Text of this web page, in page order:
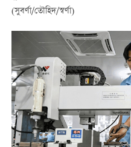
(সুবর্ণা/তৌহিদ/স্বর্ণা)